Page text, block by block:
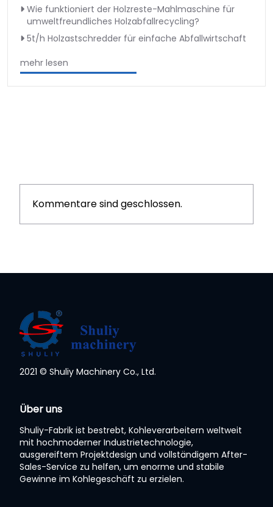
Wie funktioniert der Holzreste-Mahlmaschine für
umweltfreundliches Holzabfallrecycling?
5t/h Holzastschredder für einfache Abfallwirtschaft
mehr lesen
Kommentare sind geschlossen.
2021 © Shuliy Machinery Co., Ltd.
Über uns
Shuliy-Fabrik ist bestrebt, Kohleverarbeitern weltweit
mit hochmoderner Industrietechnologie,
ausgereiftem Projektdesign und vollständigem After-
Sales-Service zu helfen, um enorme und stabile
Gewinne im Kohlegeschäft zu erzielen.
Wechat